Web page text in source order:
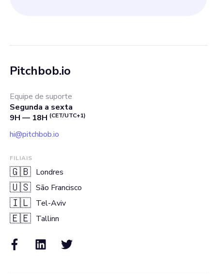
Pitchbob.io
Equipe de suporte
Segunda a sexta
9H — 18H (CET/UTC+1)
hi@pitchbob.io
FILIAIS
🇬🇧 Londres
🇺🇸 São Francisco
🇮🇱 Tel-Aviv
🇪🇪 Tallinn